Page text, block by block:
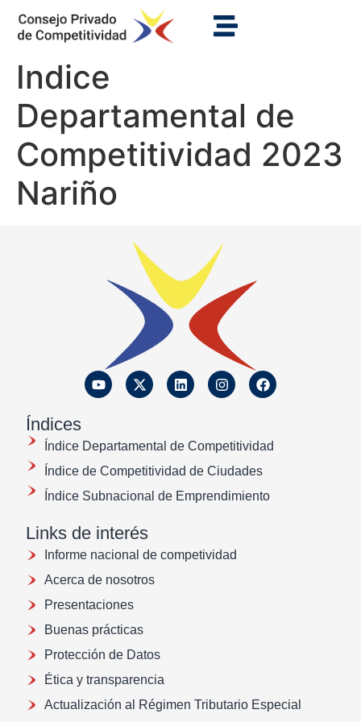
Indice
Departamental de
Competitividad 2023
Nariño
Índices
Índice Departamental de Competitividad
Índice de Competitividad de Ciudades
Índice Subnacional de Emprendimiento
Links de interés
Informe nacional de competividad
Acerca de nosotros
Presentaciones
Buenas prácticas
Protección de Datos
Ética y transparencia
Actualización al Régimen Tributario Especial